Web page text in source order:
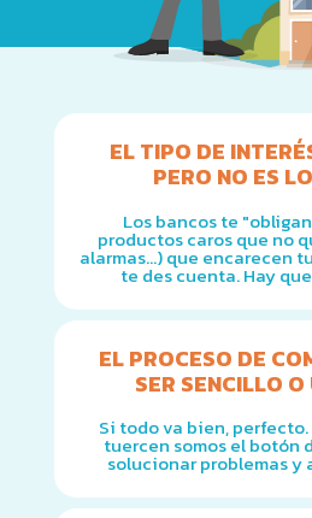
EL TIPO DE
PERO NO ES
Los bancos te
productos caros que no
alarmas...) que encarecen
te des cuenta. Hay
EL PROCESO DE
SER SENCILLO
Si todo va bien,
tuercen somos el botón
solucionar problemas y